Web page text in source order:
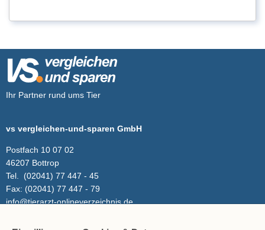
Ihr Partner rund ums Tier
vs vergleichen-und-sparen GmbH
Postfach 10 07 02
46207 Bottrop
Tel.
(02041) 77 447 - 45
Fax: (02041) 77 447 - 79
info@tierarzt-onlineverzeichnis.de